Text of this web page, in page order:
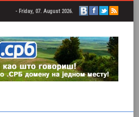
- Friday, 07. August 2026.